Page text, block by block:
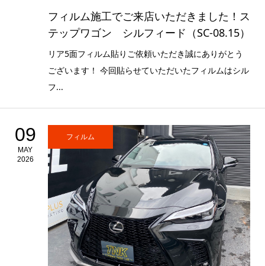
フィルム施工でご来店いただきました！ス
テップワゴン シルフィード（SC-08.15）
リア5面フィルム貼りご依頼いただき誠にありがとう
ございます！ 今回貼らせていただいたフィルムはシル
フ...
09
MAY
2026
フィルム